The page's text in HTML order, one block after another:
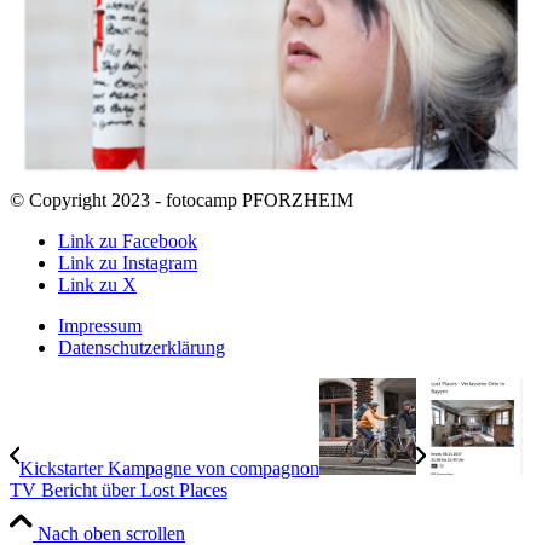
© Copyright 2023 - fotocamp PFORZHEIM
Link zu Facebook
Link zu Instagram
Link zu X
Impressum
Datenschutzerklärung
Kickstarter Kampagne von compagnon
TV Bericht über Lost Places
Nach oben scrollen